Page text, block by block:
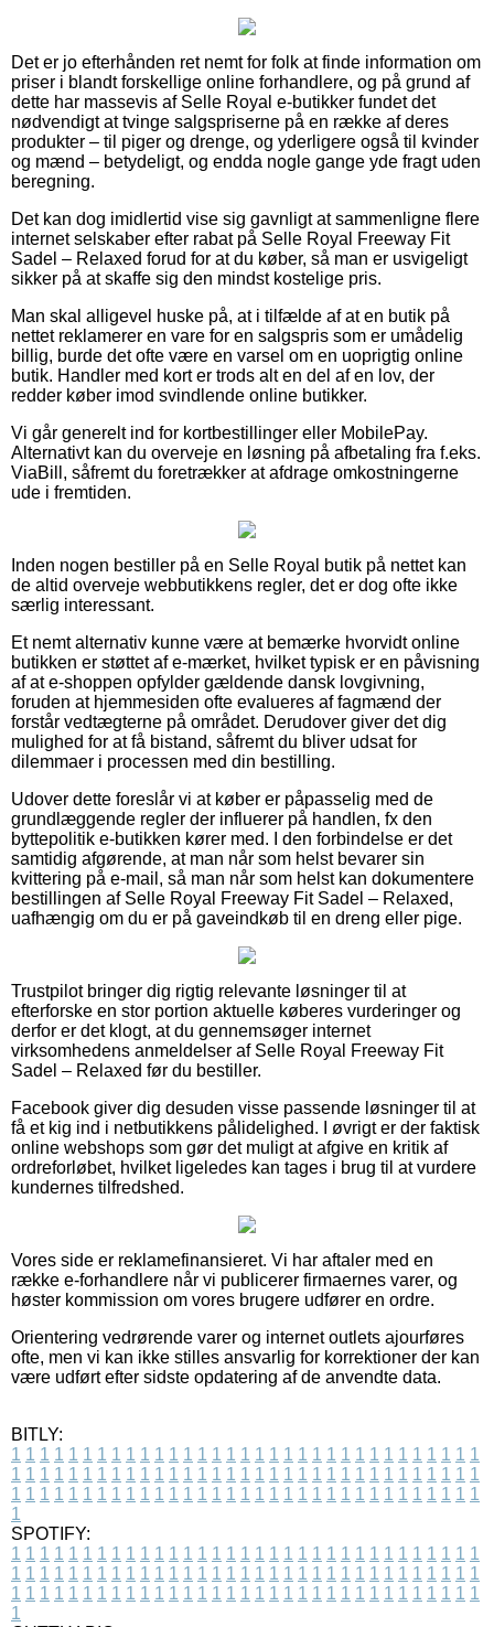
Det er jo efterhånden ret nemt for folk at finde information om
priser i blandt forskellige online forhandlere, og på grund af
dette har massevis af Selle Royal e-butikker fundet det
nødvendigt at tvinge salgspriserne på en række af deres
produkter – til piger og drenge, og yderligere også til kvinder
og mænd – betydeligt, og endda nogle gange yde fragt uden
beregning.
Det kan dog imidlertid vise sig gavnligt at sammenligne flere
internet selskaber efter rabat på Selle Royal Freeway Fit
Sadel – Relaxed forud for at du køber, så man er usvigeligt
sikker på at skaffe sig den mindst kostelige pris.
Man skal alligevel huske på, at i tilfælde af at en butik på
nettet reklamerer en vare for en salgspris som er umådelig
billig, burde det ofte være en varsel om en uoprigtig online
butik. Handler med kort er trods alt en del af en lov, der
redder køber imod svindlende online butikker.
Vi går generelt ind for kortbestillinger eller MobilePay.
Alternativt kan du overveje en løsning på afbetaling fra f.eks.
ViaBill, såfremt du foretrækker at afdrage omkostningerne
ude i fremtiden.
Inden nogen bestiller på en Selle Royal butik på nettet kan
de altid overveje webbutikkens regler, det er dog ofte ikke
særlig interessant.
Et nemt alternativ kunne være at bemærke hvorvidt online
butikken er støttet af e-mærket, hvilket typisk er en påvisning
af at e-shoppen opfylder gældende dansk lovgivning,
foruden at hjemmesiden ofte evalueres af fagmænd der
forstår vedtægterne på området. Derudover giver det dig
mulighed for at få bistand, såfremt du bliver udsat for
dilemmaer i processen med din bestilling.
Udover dette foreslår vi at køber er påpasselig med de
grundlæggende regler der influerer på handlen, fx den
byttepolitik e-butikken kører med. I den forbindelse er det
samtidig afgørende, at man når som helst bevarer sin
kvittering på e-mail, så man når som helst kan dokumentere
bestillingen af Selle Royal Freeway Fit Sadel – Relaxed,
uafhængig om du er på gaveindkøb til en dreng eller pige.
Trustpilot bringer dig rigtig relevante løsninger til at
efterforske en stor portion aktuelle køberes vurderinger og
derfor er det klogt, at du gennemsøger internet
virksomhedens anmeldelser af Selle Royal Freeway Fit
Sadel – Relaxed før du bestiller.
Facebook giver dig desuden visse passende løsninger til at
få et kig ind i netbutikkens pålidelighed. I øvrigt er der faktisk
online webshops som gør det muligt at afgive en kritik af
ordreforløbet, hvilket ligeledes kan tages i brug til at vurdere
kundernes tilfredshed.
Vores side er reklamefinansieret. Vi har aftaler med en
række e-forhandlere når vi publicerer firmaernes varer, og
høster kommission om vores brugere udfører en ordre.
Orientering vedrørende varer og internet outlets ajourføres
ofte, men vi kan ikke stilles ansvarlig for korrektioner der kan
være udført efter sidste opdatering af de anvendte data.
BITLY:
1 1 1 1 1 1 1 1 1 1 1 1 1 1 1 1 1 1 1 1 1 1 1 1 1 1 1 1 1 1 1 1 1
1 1 1 1 1 1 1 1 1 1 1 1 1 1 1 1 1 1 1 1 1 1 1 1 1 1 1 1 1 1 1 1 1
1 1 1 1 1 1 1 1 1 1 1 1 1 1 1 1 1 1 1 1 1 1 1 1 1 1 1 1 1 1 1 1 1
1
SPOTIFY:
1 1 1 1 1 1 1 1 1 1 1 1 1 1 1 1 1 1 1 1 1 1 1 1 1 1 1 1 1 1 1 1 1
1 1 1 1 1 1 1 1 1 1 1 1 1 1 1 1 1 1 1 1 1 1 1 1 1 1 1 1 1 1 1 1 1
1 1 1 1 1 1 1 1 1 1 1 1 1 1 1 1 1 1 1 1 1 1 1 1 1 1 1 1 1 1 1 1 1
1